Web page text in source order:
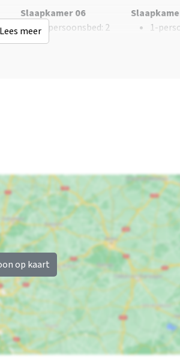
Broodjesservice
Nederlandse TV
zenders
terrein)
Slaapkamer 06
1-persoonsbed: 2
1-
Lees meer
op kaart